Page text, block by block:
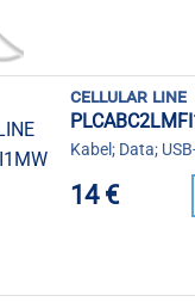
cellular line
Kabel; Data;
14 €